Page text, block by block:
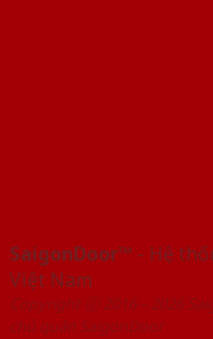
SaigonDoor™ - Hệ
Việt Nam
Copyright ⓒ 2016 – 2026
chủ quản SaigonDoor